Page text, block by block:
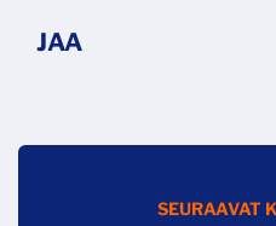
SEURAAVAT